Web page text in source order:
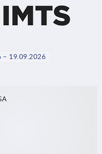
– 19.09.2026